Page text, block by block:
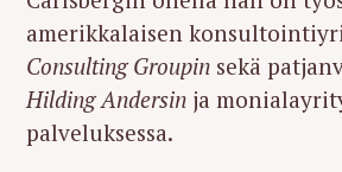
amerikkalaisen
Consulting Groupin sekä
Hilding Andersin ja
palveluksessa.